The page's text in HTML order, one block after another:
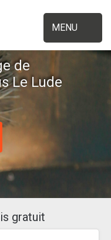
MENU
de
Le Lude
gratuit